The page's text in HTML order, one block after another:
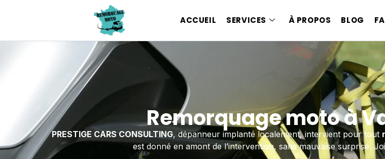
ACCUEIL SERVICES À PROPOS BLOG
Remorquage moto à
PRESTIGE CARS CONSULTING, dépanneur implanté localement, intervient pour tout
est donné en amont de l’intervention, sans mauvaise surprise.